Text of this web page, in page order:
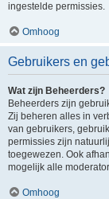
ingestelde permissies.
Omhoog
Gebruikers en
Wat zijn Beheerders?
Beheerders zijn
Zij beheren alles in
van gebruikers,
permissies zijn
toegewezen. Ook
mogelijk alle
Omhoog